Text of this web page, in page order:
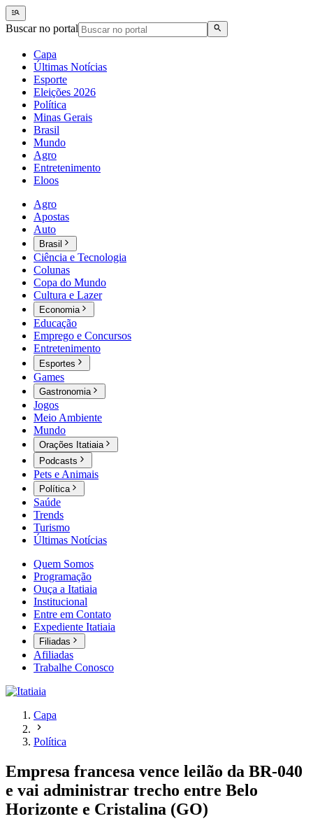
Buscar no portal
Capa
Últimas Notícias
Esporte
Eleições 2026
Política
Minas Gerais
Brasil
Mundo
Agro
Entretenimento
Eloos
Agro
Apostas
Auto
Brasil
Ciência e Tecnologia
Colunas
Copa do Mundo
Cultura e Lazer
Economia
Educação
Emprego e Concursos
Entretenimento
Esportes
Games
Gastronomia
Jogos
Meio Ambiente
Mundo
Orações Itatiaia
Podcasts
Pets e Animais
Política
Saúde
Trends
Turismo
Últimas Notícias
Quem Somos
Programação
Ouça a Itatiaia
Institucional
Entre em Contato
Expediente Itatiaia
Filiadas
Afiliadas
Trabalhe Conosco
Capa
Política
Empresa francesa vence leilão da BR-040
e vai administrar trecho entre Belo
Horizonte e Cristalina (GO)